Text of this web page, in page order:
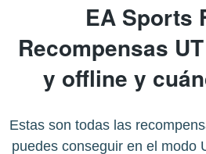
EA Sports
Recompensas
y offline y
Estas son todas las
puedes conseguir en el modo